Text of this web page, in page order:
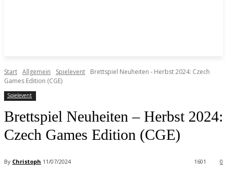
Start Allgemein Spielevent
Brettspiel Neuheiten - Herbst 2024: Czech
Games Edition (CGE)
Spielevent
Brettspiel Neuheiten – Herbst 2024:
Czech Games Edition (CGE)
By Christoph 11/07/2024 0
1601